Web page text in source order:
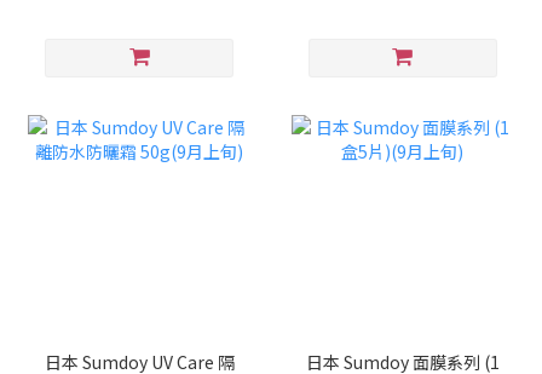
日本 Sumdoy UV Care 隔
日本 Sumdoy 面膜系列 (1